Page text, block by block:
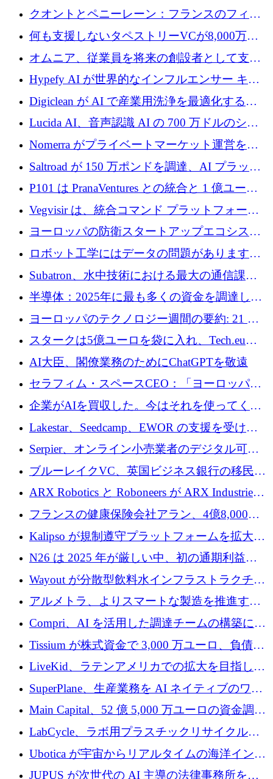
ントを拡張するためにCreandumの資金調達で
記録を獲得
クオントとペニーレーン：フランスのフィン
テックの友人と敵
何も支援しないタペストリーVCが8,000万ド
ルの資金を調達、ロンドン事務所を開設
オムニア、従業員を将来の創設者として支援
するために Firedrop でファンドを立ち上げる
Hypefy AI が世界的なインフルエンサー キャ
ンペーンを自動化するためにシリーズ A で
720 万ドルを調達
Digiclean が AI で産業用洗浄を最適化するた
めに 250 万ユーロを調達
Lucida AI、音声認識 AI の 700 万ドルのシー
ドラウンドを終了
Nomerra がプライベートマーケット運営を自
動化するために 200 万ドルを調達
Saltroad が 150 万ポンドを調達、AI プラット
フォーム Ogma を買収して子ども向け言語療
法を拡大
P101 は PranaVentures との統合と 1 億ユーロ
のファンドによりシード投資に拡大
Vegvisir は、統合コマンド プラットフォーム
を通じて関連する無人システムを接続するた
めの資金を調達します
ヨーロッパの防衛スタートアップエコシステ
ムとなったハッカソン
ロボット工学にはデータの問題があります。
Macrodata Labs はそれを解決したいと考えて
Subatron、水中技術における最大の通信課題
の 1 つに取り組むために 16 万 2,000 ユーロを
確保
半導体：2025年に最も多くの資金を調達した
10社
ヨーロッパのテクノロジー週間の要約: 21 億
ユーロの取引と Tech.eu Funding Explorer
スタークは5億ユーロを袋に入れ、Tech.eu
Funding Explorerの立ち上げ、そしてルクセン
ブルクの大きな野望
AI大臣、閣僚業務のためにChatGPTを敬遠
セラフィム・スペースCEO：「ヨーロッパは
追いつきつつある」
企業がAIを買収した。今はそれを使ってくれ
る人々が必要です
Lakestar、Seedcamp、EWOR の支援を受け、
SE3 が自律システム用の空間 AI プラットフォ
ームを発表
Serpier、オンライン小売業者のデジタル可視
性向上を支援するために 140 万ユーロを調達
ブルーレイクVC、英国ビジネス銀行の移民主
導スタートアップ支援で初のファンド獲得に
ARX Robotics と Roboneers が ARX Industries
を設立し、無人地上車両の生産を拡大
フランスの健康保険会社アラン、4億8,000万
ユーロの資金調達ラウンドで合意
Kalipso が規制遵守プラットフォームを拡大す
るために 320 万ドルを調達
N26 は 2025 年が厳しい中、初の通期利益を
達成
Wayout が分散型飲料水インフラストラクチャ
プラットフォームを拡張するために 242 万ユ
ーロを調達
アルメトラ、よりスマートな製造を推進する
ためにシリーズ A で 1,630 万ユーロを確保
Compri、AI を活用した調達チームの構築に
320 万ユーロを確保
Tissium が株式資金で 3,000 万ユーロ、負債で
3,000 万ユーロを調達
LiveKid、ラテンアメリカでの拡大を目指して
Aldea を買収
SuperPlane、生産業務を AI ネイティブのワー
クフロー層に変えるために 260 万ドルを確保
Main Capital、52 億 5,000 万ユーロの資金調達
でエンタープライズ ソフトウェアの開発を倍
LabCycle、ラボ用プラスチックリサイクルシ
ステムを商業化し、焼却廃棄物を削減するた
めに43万ポンドを確保
Ubotica が宇宙からリアルタイムの海洋インテ
リジェンスを拡張するために 1,100 万ドルを
JUPUS が次世代の AI 主導の法律事務所を強